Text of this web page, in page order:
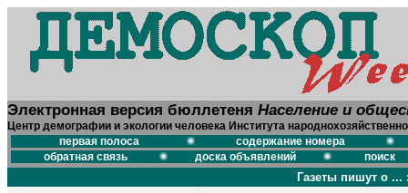
Электронная версия бюллетеня Население и
Центр демографии и экологии человека Института
первая полоса
содержание номера
обратная связь
доска объявлений поиск
Газеты пишут о ...